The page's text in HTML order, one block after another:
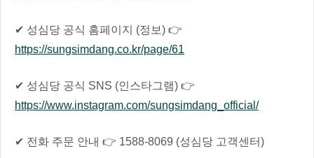
✔ 성심당 공식 홈페이지 (정보) 👉
https://sungsimdang.co.kr/page/61
✔ 성심당 공식 SNS (인스타그램) 👉
https://www.instagram.com/sungsimdang_official/
✔ 전화 주문 안내 👉 1588-8069 (성심당 고객센터)